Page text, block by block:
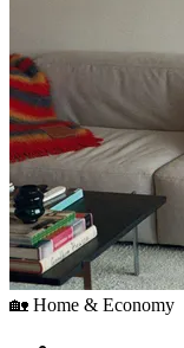
🏡 Home & Economy